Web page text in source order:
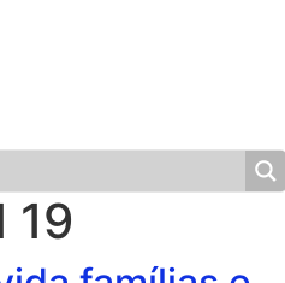
19